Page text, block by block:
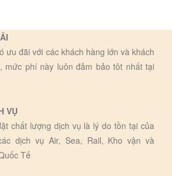
ưu đãi với các khách hàng lớn và khách
mức phí này luôn đảm bảo tôt nhất tại
VỤ
chất lượng dịch vụ là lý do tồn tại của
dịch vụ Air, Sea, Rail, Kho vận và
Tế